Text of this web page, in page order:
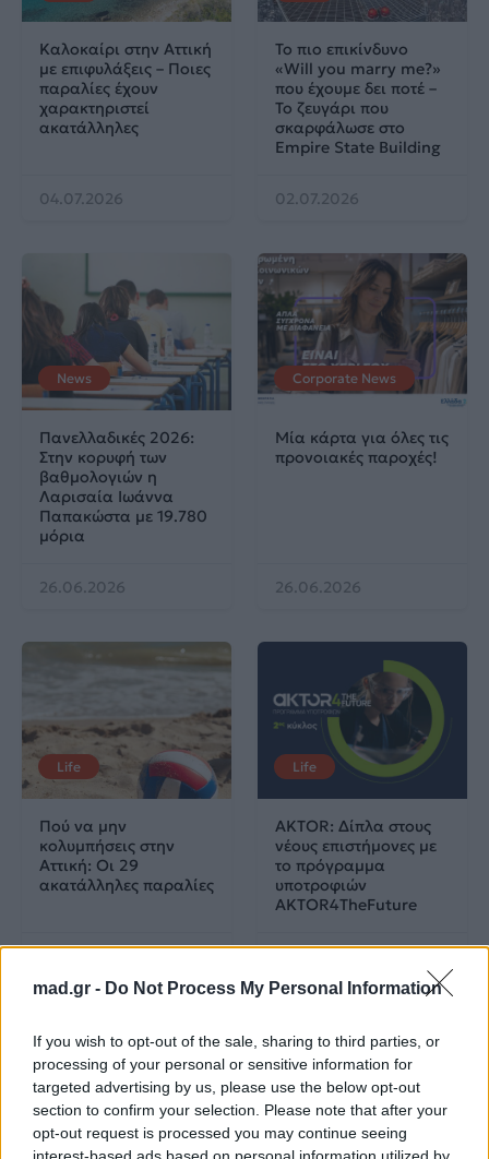
mad.gr - Do Not Process My Personal Information
If you wish to opt-out of the sale, sharing to third parties, or
processing of your personal or sensitive information for
targeted advertising by us, please use the below opt-out
section to confirm your selection. Please note that after your
opt-out request is processed you may continue seeing
interest-based ads based on personal information utilized by
Καλοκαίρι στην Αττική
με επιφυλάξεις – Ποιες
παραλίες έχουν
χαρακτηριστεί
ακατάλληλες
04.07.2026
Το πιο επικίνδυνο
«Will you marry me?»
που έχουμε δει ποτέ –
Το ζευγάρι που
σκαρφάλωσε στο
Empire State Building
02.07.2026
News
Πανελλαδικές 2026:
Στην κορυφή των
βαθμολογιών η
Λαρισαία Ιωάννα
Παπακώστα με 19.780
μόρια
26.06.2026
Corporate News
Μία κάρτα για όλες τις
προνοιακές παροχές!
26.06.2026
Life
Πού να μην
κολυμπήσεις στην
Αττική: Οι 29
ακατάλληλες παραλίες
Life
AKTOR: Δίπλα στους
νέους επιστήμονες με
το πρόγραμμα
υποτροφιών
AKTOR4TheFuture
EUROVISION Go out